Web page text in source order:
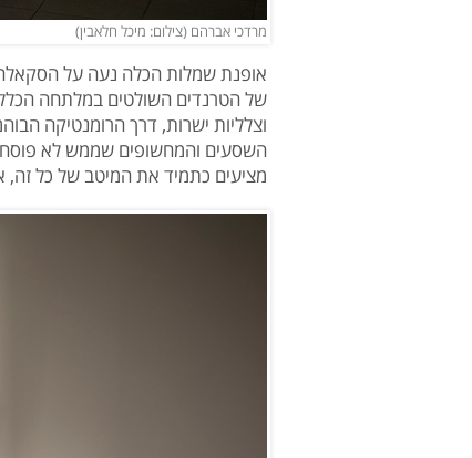
מרדכי אברהם (צילום: מיכל חלאבין)
אופנת שמלות הכלה נעה על הסקאלה
של הטרנדים השולטים במלתחה
וצלליות ישרות, דרך הרומנטיקה
השסעים והמחשופים שממש לא
מציעים כתמיד את המיטב של כל